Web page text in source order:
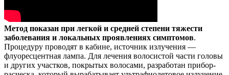
Метод показан при легкой и средней степени тяжести
заболевания и локальных проявлениях симптомов.
Процедуру проводят в кабине, источник излучения —
флуоресцентная лампа. Для лечения волосистой части головы
и других участков, покрытых волосами, разработан прибор-